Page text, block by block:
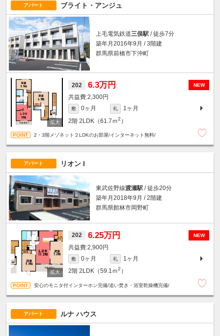
アパート ブライト・アンジュ
上毛電気鉄道三俣駅 / 徒歩7分
築年月2016年9月 / 3階建
群馬県前橋市下沖町
NEW
202 6.3万円
2,300円
敷 0ヶ月 礼
1ヶ月
2階 2LDK（61.7ｍ2 ）
2・3階メゾネット２LDKのお部屋/インターネット無料/
アパート リオン I
東武佐野線渡瀬駅 / 徒歩20分
築年月2018年9月 / 2階建
群馬県館林市岡野町
NEW
202 6.25万円
2,900円
敷 0ヶ月 礼
1ヶ月
2階 2LDK（59.1ｍ2 ）
安心のモニタ付インターホン完備/追い焚き・浴室乾燥機完備/
アパート ルナ ハウス